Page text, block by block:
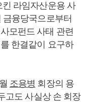
라임자산운용 사
융당국으로부터
모펀드 사태 관련
한결같이 요구하
조용병 회장의 용
고도 사실상 손 회장